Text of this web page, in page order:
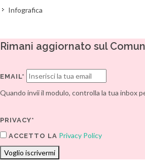
Infografica
Rimani aggiornato sul
EMAIL*
Quando invii il modulo, controlla la tua inbox
PRIVACY*
ACCETTO LA Privacy Policy
Voglio iscrivermi